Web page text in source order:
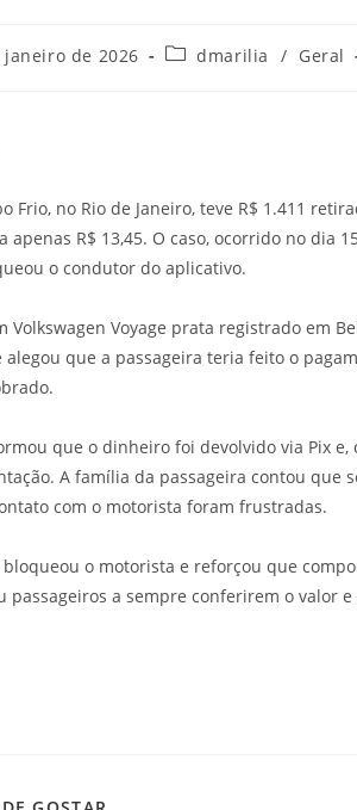
janeiro de 2026
Categoria
dmarilia / Geral
Frio, no Rio de Janeiro, teve R$ 1.411
apenas R$ 13,45. O caso, ocorrido no dia
o condutor do aplicativo.
Volkswagen Voyage prata registrado em
alegou que a passageira teria feito o
que o dinheiro foi devolvido via Pix
A família da passageira contou que
com o motorista foram frustradas.
bloqueou o motorista e reforçou que
passageiros a sempre conferirem o valor